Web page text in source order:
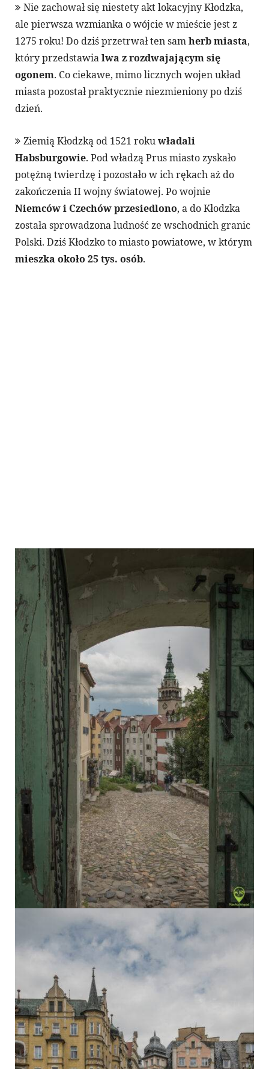
Nie zachował się niestety akt lokacyjny Kłodzka,
ale pierwsza wzmianka o wójcie w mieście jest z
1275 roku! Do dziś przetrwał ten samherb miasta,
który przedstawialwa z rozdwajającym się
ogonem. Co ciekawe, mimo licznych wojen układ
miasta pozostał praktycznie niezmieniony po dziś
dzień.
Ziemią Kłodzką od 1521 rokuwładali
Habsburgowie. Pod władzą Prus miasto zyskało
potężną twierdzę i pozostało w ich rękach aż do
zakończenia II wojny światowej. Po wojnie
Niemców i Czechów przesiedlono, a do Kłodzka
została sprowadzona ludność ze wschodnich granic
Polski. Dziś Kłodzko to miasto powiatowe, w którym
mieszka około 25 tys. osób.